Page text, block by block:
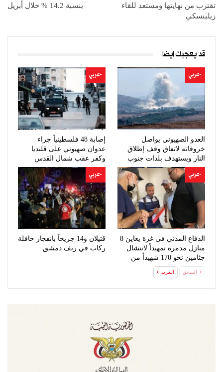
تقترب من نهايتها ومستعد للقاء
زيلينسكي
بنسبة 14.2 % خلال أبريل
قد يعجبك ايضا
-عربي
العدو الصهيوني يواصل
خروقاته لاتفاق وقف إطلاق
النار ويستهدف بلدات جنوب
لبنان
-عربي
إصابة 48 فلسطينياً جراء
عدوان صهيوني على قلنديا
وكفر عقب شمال القدس
-عربي
الدفاع المدني في غزة يعاين 8
منازل مدمرة تمهيداً لانتشال
جثامين نحو 170 شهيداً من
-عربي
قتيلان و14 جريحاً بانفجار حافلة
ركاب في ريف دمشق
السابق المزيد